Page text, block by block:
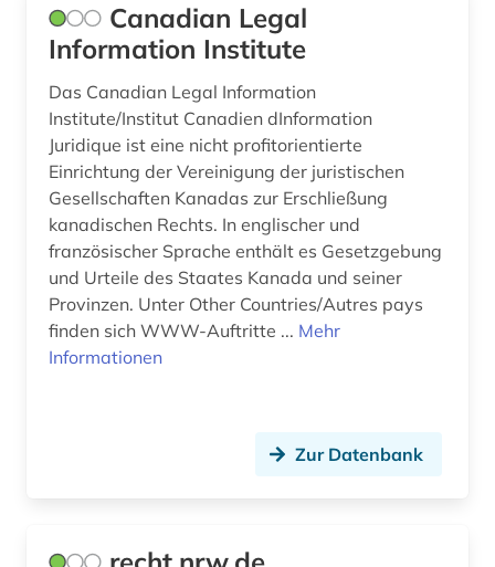
Canadian Legal
Information Institute
Das Canadian Legal Information
Institute/Institut Canadien dInformation
Juridique ist eine nicht profitorientierte
Einrichtung der Vereinigung der juristischen
Gesellschaften Kanadas zur Erschließung
kanadischen Rechts. In englischer und
französischer Sprache enthält es Gesetzgebung
und Urteile des Staates Kanada und seiner
Provinzen. Unter Other Countries/Autres pays
finden sich WWW-Auftritte ... Mehr
Informationen
Zur Datenbank